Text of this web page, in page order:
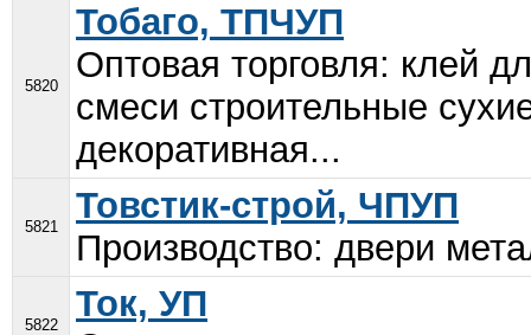
5820
Тобаго, ТПЧУП
Оптовая торговля: клей
смеси строительные
декоративная...
5821
Товстик-строй, ЧПУП
Производство: двери
5822
Ток, УП